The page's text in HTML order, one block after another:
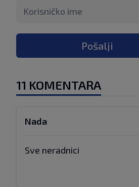
Pošalji
11 KOMENTARA
Nada
Sve neradnici